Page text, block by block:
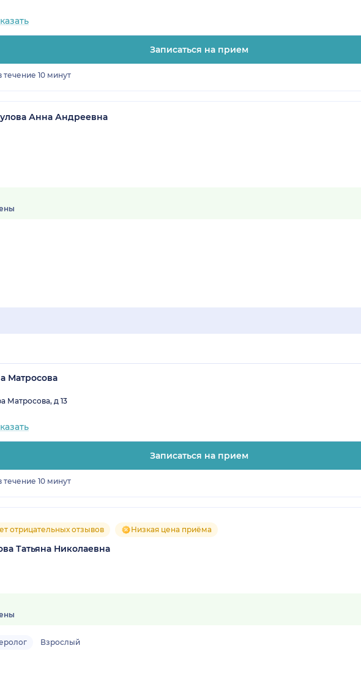
Записаться на прием
10 минут
Анна Андреевна
Матросова
Матросова, д 13
Записаться на прием
10 минут
отрицательных отзывов Низкая цена приёма
Татьяна Николаевна
Взрослый